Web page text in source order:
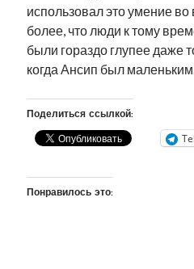
использовал это умение
более, что люди к тому
были гораздо глупее даже
когда Ансип был
Поделиться ссылкой:
Понравилось это: